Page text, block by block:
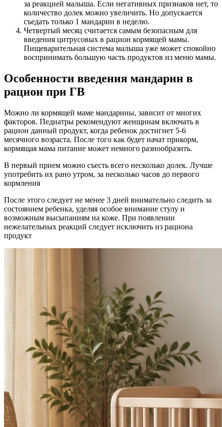
за реакцией малыша. Если негативных признаков нет, то
количество долек можно увеличить. Но допускается
съедать только 1 мандарин в неделю.
Четвертый месяц считается самым безопасным для
введения цитрусовых в рацион кормящей мамы.
Пищеварительная система малыша уже может спокойно
воспринимать большую часть продуктов из меню мамы.
Особенности введения мандарин в
рацион при ГВ
Можно ли кормящей маме мандарины, зависит от многих
факторов. Педиатры рекомендуют женщинам включать в
рацион данный продукт, когда ребенок достигнет 5-6
месячного возраста. После того как будет начат прикорм,
кормящая мама питание может немного разнообразить.
В первый прием можно съесть всего несколько долек. Лучше
употребить их рано утром, за несколько часов до первого
кормления
После этого следует не менее 3 дней внимательно следить за
состоянием ребенка, уделяя особое внимание стулу и
возможным высыпаниям на коже. При появлении
нежелательных реакций следует исключить из рациона
продукт